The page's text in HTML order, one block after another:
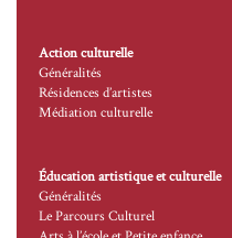
Action culturelle
Généralités
Résidences d’artistes
Médiation culturelle
Éducation artistique et culturelle
Généralités
Le Parcours Culturel